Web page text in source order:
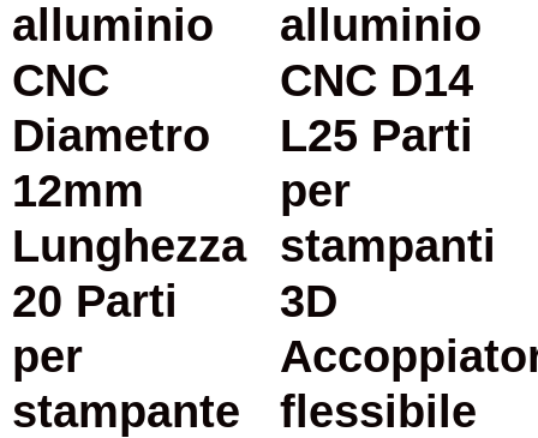
alluminio
CNC
Diametro
12mm
Lunghezza
20 Parti
per
stampante
alluminio
CNC D14
L25 Parti
per
stampanti
3D
flessibile